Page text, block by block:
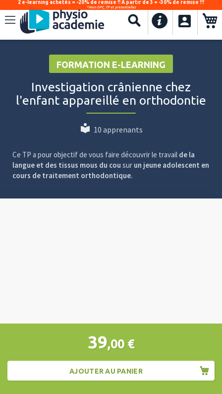
Recherche
2 e-learning achetés = -20% de remise !! À partir de 3 = -30% de remise !!!
*Hors DPC, TP et présentielles
.
FORMATION E-LEARNING
Investigation crânienne chez
l'enfant appareillé en orthodontie
10 apprenants
Ce TP a pour objectif de vous faire découvrir le travail de la
langue et des tissus mous du cou sur un jeune adolescent en
cours de traitement orthodontique.
39,00 €
AJOUTER AU PANIER